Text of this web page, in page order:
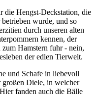
die Hengst-Deckstation, die
wurde, und so
durch unseren alten
kennen, der
Hamstern fuhr - nein,
der edlen Tierwelt.
und Schafe in liebevoll
großen Diele, in welcher
fanden auch die Bälle